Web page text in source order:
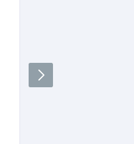
очень довольна!
Водитель водит
плавно и аккуратно,
Next